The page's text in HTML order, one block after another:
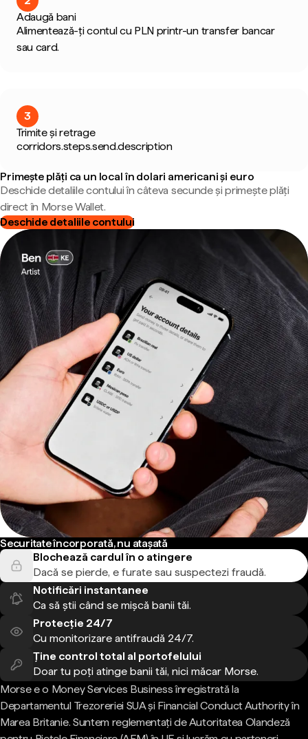
Adaugă bani
Alimentează-ți contul cu PLN printr-un transfer bancar
sau card.
3
Trimite și retrage
corridors.steps.send.description
Primește plăți ca un local în dolari americani și euro
Deschide detaliile contului în câteva secunde și primește plăți
direct în Morse Wallet.
Deschide detaliile contului
Securitate încorporată, nu atașată
Blochează cardul în o atingere
Dacă se pierde, e furate sau suspectezi fraudă.
Notificări instantanee
Ca să știi când se mișcă banii tăi.
Protecție 24/7
Cu monitorizare antifraudă 24/7.
Ține control total al portofelului
Doar tu poți atinge banii tăi, nici măcar Morse.
Morse e o Money Services Business înregistrată la
Departamentul Trezoreriei SUA și Financial Conduct Authority în
Marea Britanie. Suntem reglementați de Autoritatea Olandeză